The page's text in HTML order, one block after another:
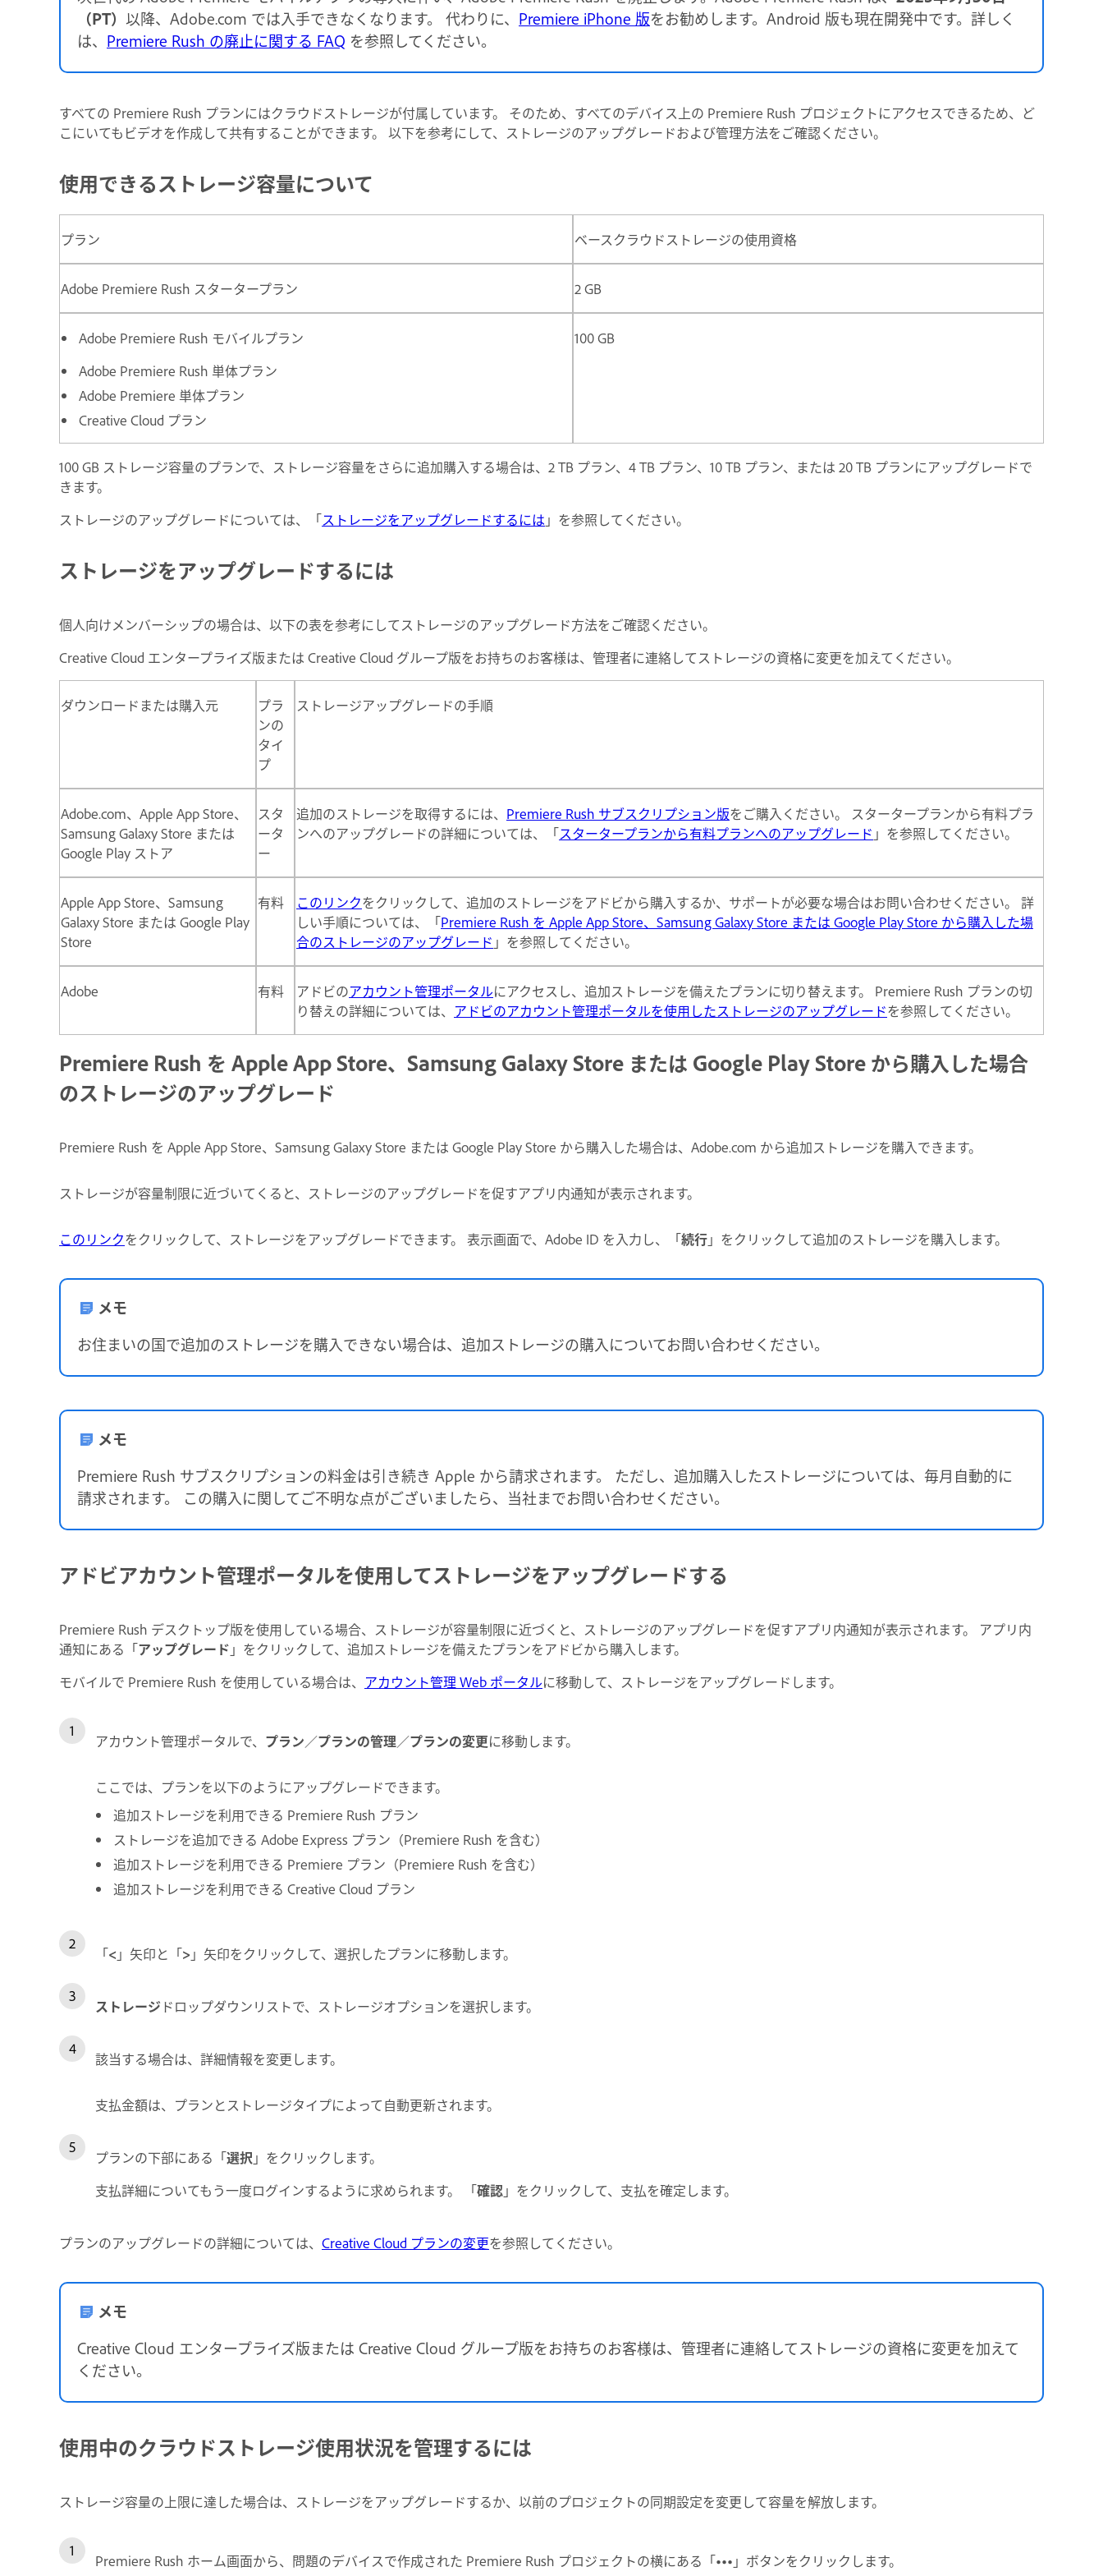
（PT） 以降、Adobe.com では入手できなくなります。 代わりに、 Premiere iPhone 版をお勧めします。Android 版も現在開発中です。詳しく
は、 Premiere Rush の廃止に関する FAQ を参照してください。
すべての Premiere Rush プランにはクラウドストレージが付属しています。 そのため、すべてのデバイス上の Premiere Rush プロジェクトにアクセスできるため、ど
こにいてもビデオを作成して共有することができます。 以下を参考にして、ストレージのアップグレードおよび管理方法をご確認ください。
使用できるストレージ容量について
プラン ベースクラウドストレージの使用資格
Adobe Premiere Rush スタータープラン 2 GB
Adobe Premiere Rush モバイルプラン
Adobe Premiere Rush 単体プラン
Adobe Premiere 単体プラン
Creative Cloud プラン
100 GB
100 GB ストレージ容量のプランで、ストレージ容量をさらに追加購入する場合は、2 TB プラン、4 TB プラン、10 TB プラン、または 20 TB プランにアップグレードで
きます。
ストレージのアップグレードについては、「ストレージをアップグレードするには 」を参照してください。
ストレージをアップグレードするには
個人向けメンバーシップの場合は、以下の表を参考にしてストレージのアップグレード方法をご確認ください。
Creative Cloud エンタープライズ版または Creative Cloud グループ版をお持ちのお客様は、管理者に連絡してストレージの資格に変更を加えてください。
ダウンロードまたは購入元
プラ
ンの
タイ
プ
ストレージアップグレードの手順
Adobe.com、Apple App Store、
Samsung Galaxy Store または
Google Play ストア
スタ
ータ
ー
追加のストレージを取得するには、 Premiere Rush サブスクリプション版をご購入ください。 スタータープランから有料プラ
ンへのアップグレードの詳細については、「スタータープランから有料プランへのアップグレード 」を参照してください。
Apple App Store、Samsung
Galaxy Store または Google Play
Store
有料 このリンクをクリックして、追加のストレージをアドビから購入するか、サポートが必要な場合はお問い合わせください。 詳
しい手順については、「Premiere Rush を Apple App Store、Samsung Galaxy Store または Google Play Store から購入した場
合のストレージのアップグレード 」を参照してください。
Adobe 有料 アドビのアカウント管理ポータルにアクセスし、追加ストレージを備えたプランに切り替えます。 Premiere Rush プランの切
り替えの詳細については、 アドビのアカウント管理ポータルを使用したストレージのアップグレードを参照してください。
Premiere Rush を Apple App Store、Samsung Galaxy Store または Google Play Store から購入した場合
のストレージのアップグレード
Premiere Rush を Apple App Store、Samsung Galaxy Store または Google Play Store から購入した場合は、Adobe.com から追加ストレージを購入できます。
ストレージが容量制限に近づいてくると、ストレージのアップグレードを促すアプリ内通知が表示されます。
このリンクをクリックして、ストレージをアップグレードできます。 表示画面で、Adobe ID を入力し、「続行」をクリックして追加のストレージを購入します。
メモ
お住まいの国で追加のストレージを購入できない場合は、追加ストレージの購入についてお問い合わせください。
メモ
Premiere Rush サブスクリプションの料金は引き続き Apple から請求されます。 ただし、追加購入したストレージについては、毎月自動的に
請求されます。 この購入に関してご不明な点がございましたら、当社までお問い合わせください。
アドビアカウント管理ポータルを使用してストレージをアップグレードする
Premiere Rush デスクトップ版を使用している場合、ストレージが容量制限に近づくと、ストレージのアップグレードを促すアプリ内通知が表示されます。 アプリ内
通知にある「アップグレード 」をクリックして、追加ストレージを備えたプランをアドビから購入します。
モバイルで Premiere Rush を使用している場合は、 アカウント管理 Web ポータルに移動して、ストレージをアップグレードします。
アカウント管理ポータルで、 プラン／プランの管理／プランの変更に移動します。
ここでは、プランを以下のようにアップグレードできます。
追加ストレージを利用できる Premiere Rush プラン
ストレージを追加できる Adobe Express プラン（Premiere Rush を含む）
追加ストレージを利用できる Premiere プラン（Premiere Rush を含む）
追加ストレージを利用できる Creative Cloud プラン
「< 」矢印と「> 」矢印をクリックして、選択したプランに移動します。
ストレージ ドロップダウンリストで、ストレージオプションを選択します。
該当する場合は、詳細情報を変更します。
支払金額は、プランとストレージタイプによって自動更新されます。
プランの下部にある「選択 」をクリックします。
支払詳細についてもう一度ログインするように求められます。 「確認」をクリックして、支払を確定します。
プランのアップグレードの詳細については、 Creative Cloud プランの変更を参照してください。
メモ
Creative Cloud エンタープライズ版または Creative Cloud グループ版をお持ちのお客様は、管理者に連絡してストレージの資格に変更を加えて
ください。
使用中のクラウドストレージ使用状況を管理するには
ストレージ容量の上限に達した場合は、ストレージをアップグレードするか、以前のプロジェクトの同期設定を変更して容量を解放します。
Premiere Rush ホーム画面から、問題のデバイスで作成された Premiere Rush プロジェクトの横にある「••• 」ボタンをクリックします。